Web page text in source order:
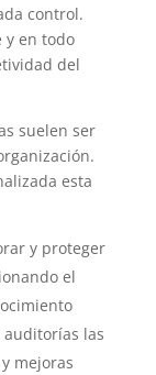
control.
y en todo
del
suelen ser
esta
y proteger
el
auditorías las
mejoras